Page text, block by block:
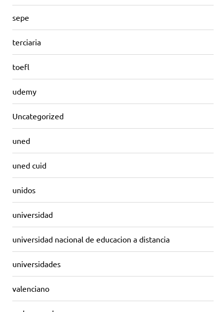
sepe
terciaria
toefl
udemy
Uncategorized
uned
uned cuid
unidos
universidad
universidad nacional de educacion a distancia
universidades
valenciano